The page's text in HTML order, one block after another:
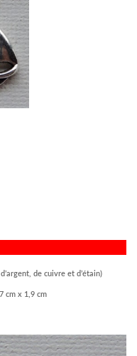
de cuivre et d’étain)
cm x 1,9 cm